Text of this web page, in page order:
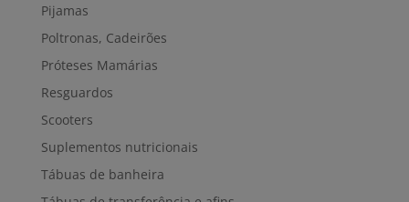
Pijamas
Poltronas, Cadeirões
Próteses Mamárias
Resguardos
Scooters
Suplementos nutricionais
Tábuas de banheira